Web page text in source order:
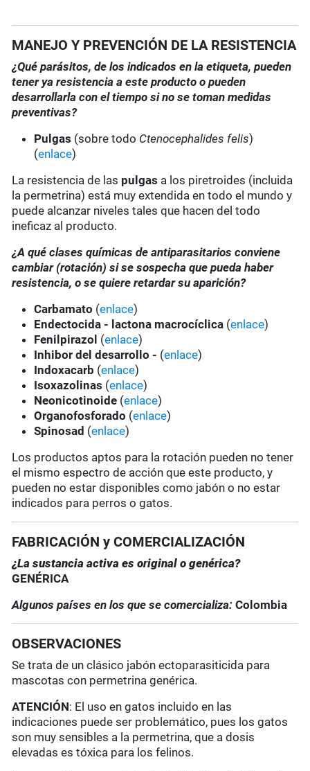
MANEJO Y PREVENCIÓN DE LA RESISTENCIA
¿Qué parásitos, de los indicados en la etiqueta, pueden
tener ya resistencia a este producto o pueden
desarrollarla con el tiempo si no se toman medidas
preventivas?
Pulgas (sobre todo Ctenocephalides felis)
(enlace)
La resistencia de las pulgas a los piretroides (incluida
la permetrina) está muy extendida en todo el mundo y
puede alcanzar niveles tales que hacen del todo
ineficaz al producto.
¿A qué clases químicas de antiparasitarios conviene
cambiar (rotación) si se sospecha que pueda haber
resistencia, o se quiere retardar su aparición?
Carbamato (enlace)
Endectocida - lactona macrocíclica (enlace)
Fenilpirazol (enlace)
Inhibor del desarrollo - (enlace)
Indoxacarb (enlace)
Isoxazolinas (enlace)
Neonicotinoide (enlace)
Organofosforado (enlace)
Spinosad (enlace)
Los productos aptos para la rotación pueden no tener
el mismo espectro de acción que este producto, y
pueden no estar disponibles como jabón o no estar
indicados para perros o gatos.
FABRICACIÓN y COMERCIALIZACIÓN
¿La sustancia activa es original o genérica?
GENÉRICA
Algunos países en los que se comercializa:Colombia
OBSERVACIONES
Se trata de un clásico jabón ectoparasiticida para
mascotas con permetrina genérica.
ATENCIÓN: El uso en gatos incluido en las
indicaciones puede ser problemático, pues los gatos
son muy sensibles a la permetrina, que a dosis
elevadas es tóxica para los felinos.